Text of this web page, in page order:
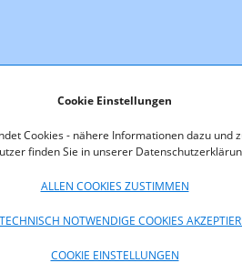
Cookie Einstellungen
Cookies - nähere Informationen dazu und
finden Sie in unserer
ALLEN COOKIES ZUSTIMMEN
NOTWENDIGE COOKIES
COOKIE EINSTELLUNGEN
dargestellt, eine